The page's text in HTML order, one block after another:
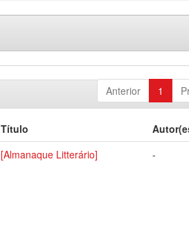
Anterior 1
Título
[Almanaque Litterário] -